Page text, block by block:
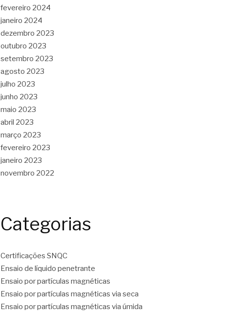
fevereiro 2024
janeiro 2024
dezembro 2023
outubro 2023
setembro 2023
agosto 2023
julho 2023
junho 2023
maio 2023
abril 2023
março 2023
fevereiro 2023
janeiro 2023
novembro 2022
Categorias
Certificações SNQC
Ensaio de líquido penetrante
Ensaio por partículas magnéticas
Ensaio por partículas magnéticas via seca
Ensaio por partículas magnéticas via úmida